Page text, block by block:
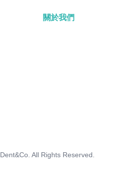
關於我們
Dent&Co. All Rights Reserved.